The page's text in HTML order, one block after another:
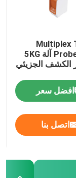
Multiplex
Probe Rt Pcr آلة 5KG
الكشف الجزيئي
افضل سعر
اتصل بنا